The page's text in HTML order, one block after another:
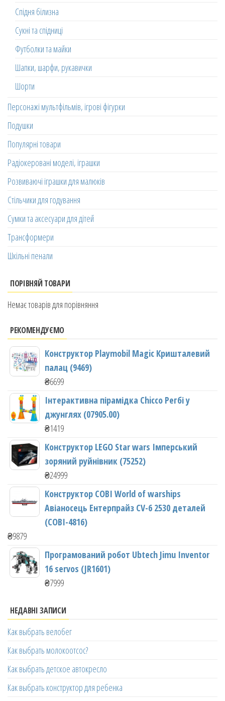
Спідня білизна
Сукні та спідниці
Футболки та майки
Шапки, шарфи, рукавички
Шорти
Персонажі мультфільмів, ігрові фігурки
Подушки
Популярні товари
Радіокеровані моделі, іграшки
Розвиваючі іграшки для малюків
Стільчики для годування
Сумки та аксесуари для дітей
Трансформери
Шкільні пенали
ПОРІВНЯЙ ТОВАРИ
Немає товарів для порівняння
РЕКОМЕНДУЄМО
Конструктор Playmobil Magic Кришталевий
палац (9469)
₴6699
Інтерактивна пірамідка Chicco Регбі у
джунглях (07905.00)
₴1419
Конструктор LEGO Star wars Імперський
зоряний руйнівник (75252)
₴24999
Конструктор COBI World of warships
Авіаносець Ентерпрайз CV-6 2530 деталей
(COBI-4816)
₴9879
Програмований робот Ubtech Jimu Inventor
16 servos (JR1601)
₴7999
НЕДАВНІ ЗАПИСИ
Как выбрать велобег
Как выбрать молокоотсос?
Как выбрать детское автокресло
Как выбрать конструктор для ребенка